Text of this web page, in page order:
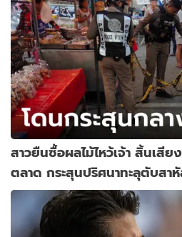
สาวยืนซื้อผลไม้ไหว้เจ้า สิ้นเสี
ตลาด กระสุนปริศนาทะลุตับสา